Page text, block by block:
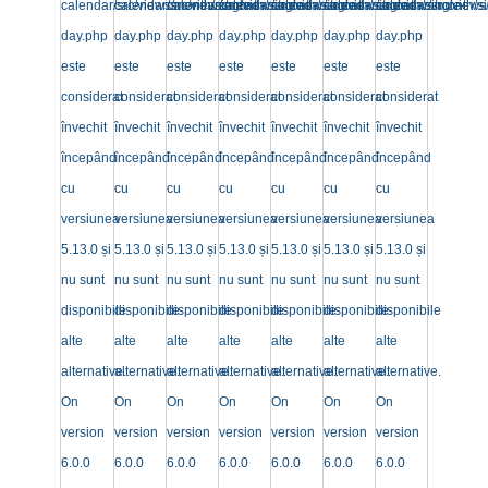
calendar/src/views/month/single-
day.php
este
considerat
învechit
începând
cu
versiunea
5.13.0 și
nu sunt
disponibile
alte
alternative.
On
version
6.0.0
calendar/src/views/month/single-
day.php
este
considerat
învechit
începând
cu
versiunea
5.13.0 și
nu sunt
disponibile
alte
alternative.
On
version
6.0.0
calendar/src/views/month/single-
day.php
este
considerat
învechit
începând
cu
versiunea
5.13.0 și
nu sunt
disponibile
alte
alternative.
On
version
6.0.0
calendar/src/views/month/single-
day.php
este
considerat
învechit
începând
cu
versiunea
5.13.0 și
nu sunt
disponibile
alte
alternative.
On
version
6.0.0
calendar/src/views/month/single-
day.php
este
considerat
învechit
începând
cu
versiunea
5.13.0 și
nu sunt
disponibile
alte
alternative.
On
version
6.0.0
calendar/src/views/month/
day.php
este
considerat
învechit
începând
cu
versiunea
5.13.0 și
nu sunt
disponibile
alte
alternative.
On
version
6.0.0
calendar/src/
day.php
este
considerat
învechit
începând
cu
versiunea
5.13.0 și
nu sunt
disponibile
alte
alternative.
On
version
6.0.0